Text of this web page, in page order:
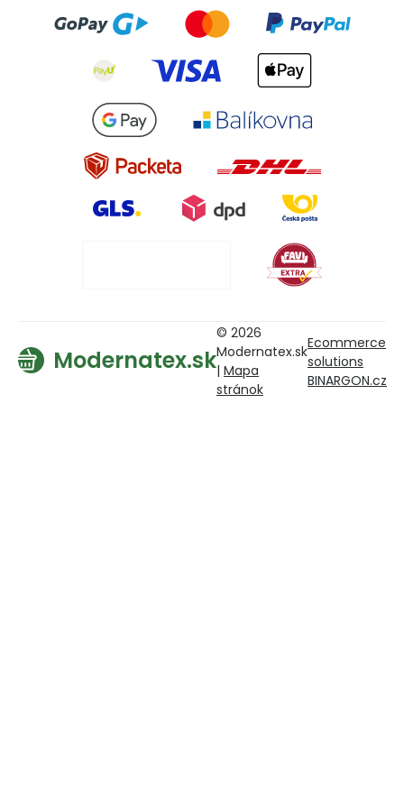
Modernatex.sk
© 2026
Modernatex.sk
| Mapa
stránok
Ecommerce
solutions
BINARGON.cz